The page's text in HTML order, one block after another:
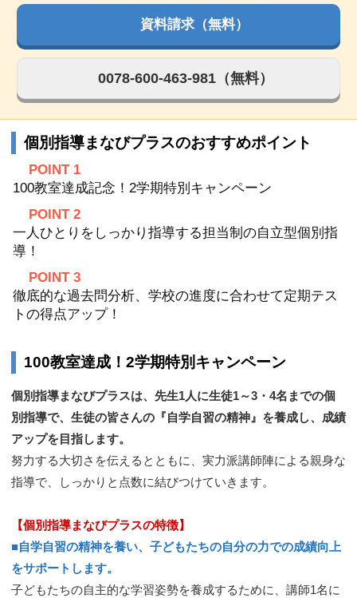
資料請求（無料）
0078-600-463-981（無料）
個別指導まなびプラスのおすすめポイント
POINT 1
100教室達成記念！2学期特別キャンペーン
POINT 2
一人ひとりをしっかり指導する担当制の自立型個別指
導！
POINT 3
徹底的な過去問分析、学校の進度に合わせて定期テス
トの得点アップ！
100教室達成！2学期特別キャンペーン
個別指導まなびプラスは、先生1人に生徒1～3・4名までの個
別指導で、生徒の皆さんの『自学自習の精神』を養成し、成績
アップを目指します。
努力する大切さを伝えるとともに、実力派講師陣による親身な
指導で、しっかりと点数に結びつけていきます。
【個別指導まなびプラスの特徴】
■自学自習の精神を養い、子どもたちの自分の力での成績向上
をサポートします。
子どもたちの自主的な学習姿勢を養成するために、講師1名に